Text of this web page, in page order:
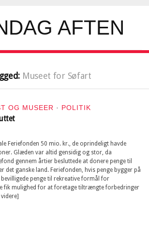
Museet for Søfart
OG MUSEER · POLITIK
Feriefonden 50 mio. kr., de oprindeligt havde
Glæden var altid gensidig og stor, da
gennem årtier besluttede at donere penge til
det ganske land. Feriefonden, hvis penge bygger på
penge til rekreative formål for
fik mulighed for at foretage tiltrængte forbedringer